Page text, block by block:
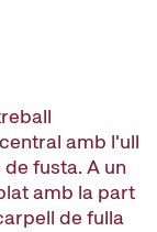
amb l'ull
fusta. A un
amb la part
de fulla